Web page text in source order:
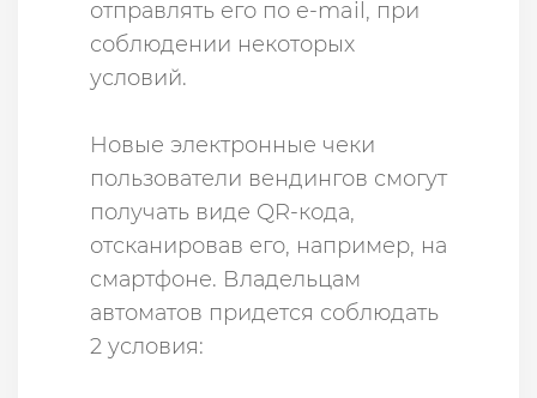
отправлять его по e-mail, при
соблюдении некоторых
условий.
Новые электронные чеки
пользователи вендингов смогут
получать виде QR-кода,
отсканировав его, например, на
смартфоне. Владельцам
автоматов придется соблюдать
2 условия: